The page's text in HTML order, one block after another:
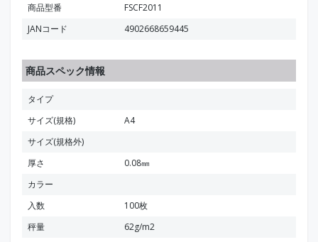
商品型番
FSCF2011
JANコード
4902668659445
商品スペック情報
タイプ
サイズ(規格)
A4
サイズ(規格外)
厚さ
0.08㎜
カラー
入数
100枚
秤量
62g/m2